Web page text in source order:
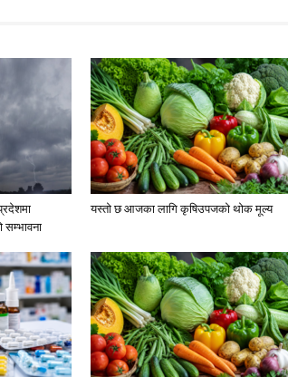
सम्भावना
यस्तो छ आजका लागि कृषिउपजको थोक मूल्य